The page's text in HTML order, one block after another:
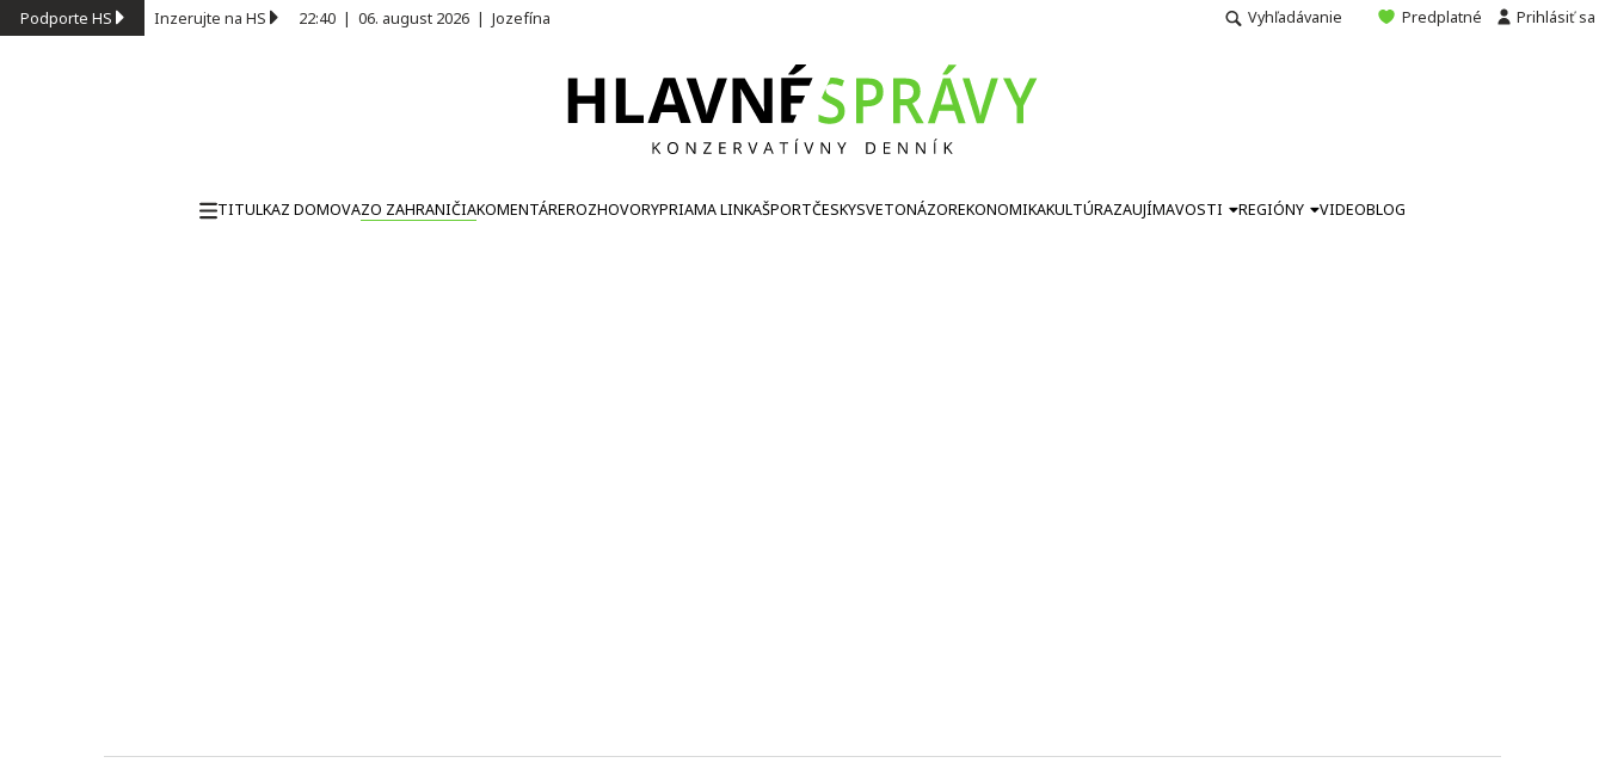
Podporte HS Inzerujte na HS 22:40 | 06. august 2026 | Jozefína Vyhľadávanie Predplatné Prihlásiť sa
TITULKAZ DOMOVAZO ZAHRANIČIAKOMENTÁREROZHOVORYPRIAMA LINKAŠPORTČESKYSVETONÁZOREKONOMIKAKULTÚRAZAUJÍMAVOSTI REGIÓNY VIDEOBLOG